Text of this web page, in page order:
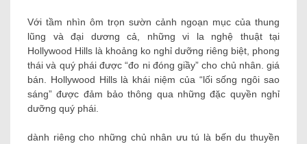
Với tầm nhìn ôm trọn sườn cảnh ngoạn mục của thung
lũng và đại dương cả, những vi la nghệ thuật tại
Hollywood Hills là khoảng ko nghỉ dưỡng riêng biệt, phong
thái và quý phái được “đo ni đóng giầy” cho chủ nhân. giá
bán. Hollywood Hills là khái niệm của “lối sống ngôi sao
sáng” được đảm bảo thông qua những đặc quyền nghỉ
dưỡng quý phái.
dành riêng cho những chủ nhân ưu tú là bến du thuyền